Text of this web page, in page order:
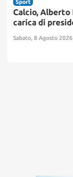
Sport
Calcio, Alberto
carica di
Sabato, 8 Agosto 2026